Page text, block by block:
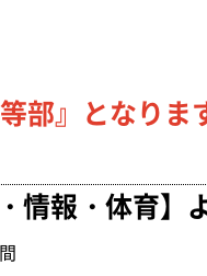
』となりま
情報・体育】